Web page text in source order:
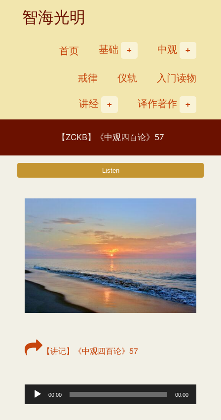
智海光明
首页 基础
中观
戒律
仪轨
入门读物
讲经
译作著作
【ZCKB】《中观四百论》57
【讲记】《中观四百论》57
频
00:00 00:00